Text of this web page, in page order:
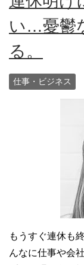
い…憂鬱
る。
仕事・ビジネス
もうすぐ連休も
んなに仕事や会